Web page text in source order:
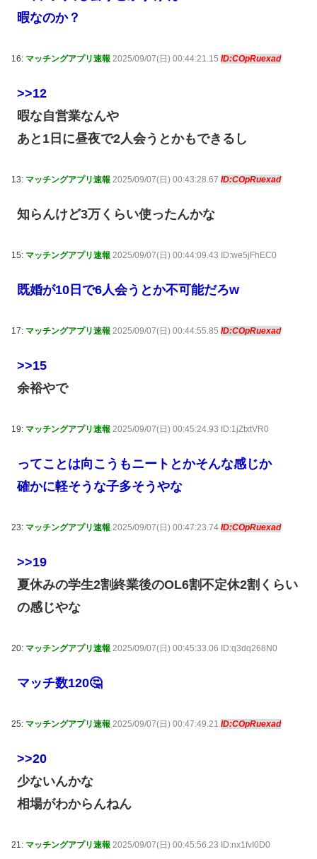
暇なのか？
16: マッチングアプリ速報 2025/09/07(日) 00:44:21.15 ID:COpRuexad
>>12
暇な自営業なんや
あと1日に昼夜で2人会うとかもできるし
13: マッチングアプリ速報 2025/09/07(日) 00:43:28.67 ID:COpRuexad
知らんけど3万くらい使ったんかな
15: マッチングアプリ速報 2025/09/07(日) 00:44:09.43 ID:we5jFhEC0
既婚が10日で6人会うとか不可能だろw
17: マッチングアプリ速報 2025/09/07(日) 00:44:55.85 ID:COpRuexad
>>15
余裕やで
19: マッチングアプリ速報 2025/09/07(日) 00:45:24.93 ID:1jZtxtVR0
ってことは向こうもニートとかそんな感じか
確かに軽そうな子多そうやな
23: マッチングアプリ速報 2025/09/07(日) 00:47:23.74 ID:COpRuexad
>>19
夏休みの学生2割終業後のOL6割不定休2割くらい
の感じやな
20: マッチングアプリ速報 2025/09/07(日) 00:45:33.06 ID:q3dq268N0
マッチ数120🤔
25: マッチングアプリ速報 2025/09/07(日) 00:47:49.21 ID:COpRuexad
>>20
少ないんかな
相場がわからんねん
21: マッチングアプリ速報 2025/09/07(日) 00:45:56.23 ID:nx1fvI0D0